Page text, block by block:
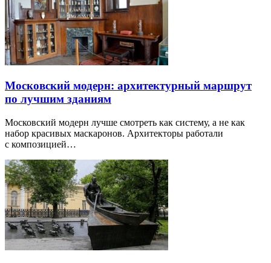
Московский модерн: архитектурный маршрут
по лучшим зданиям
Московский модерн лучше смотреть как систему, а не как
набор красивых маскаронов. Архитекторы работали
с композицией…